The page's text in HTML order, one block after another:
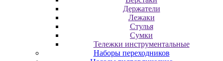
Держатели
Лежаки
Стулья
Сумки
Тележки инструментальные
Наборы переходников